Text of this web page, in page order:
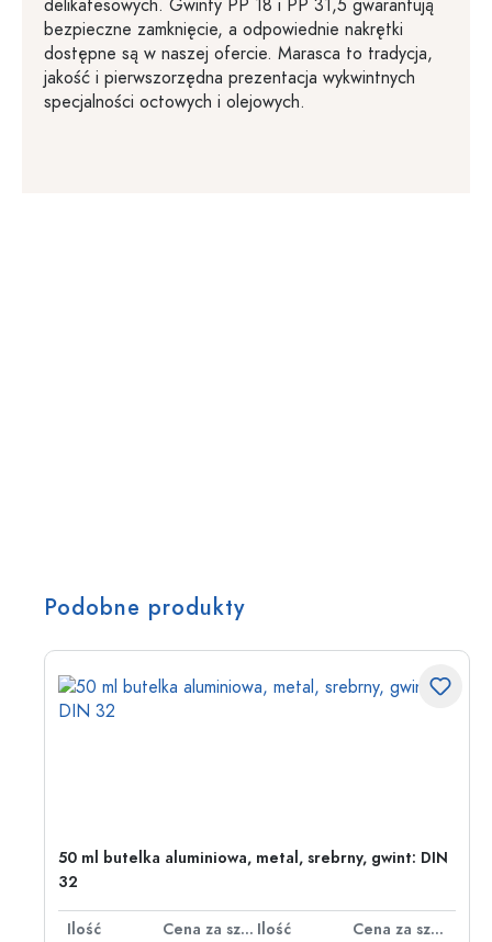
delikatesowych. Gwinty PP 18 i PP 31,5 gwarantują
bezpieczne zamknięcie, a odpowiednie nakrętki
dostępne są w naszej ofercie. Marasca to tradycja,
jakość i pierwszorzędna prezentacja wykwintnych
specjalności octowych i olejowych.
Podobne produkty
50 ml butelka aluminiowa, metal, srebrny, gwint: DIN
32
Ilość Cena za sztukę Ilość
Cena za sztukę